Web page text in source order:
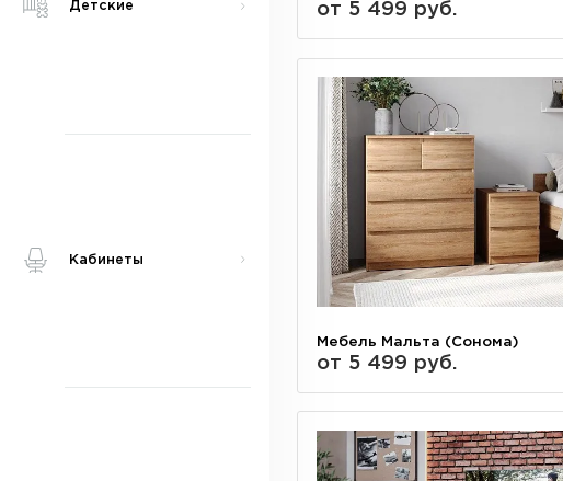
Детские
Кабинеты
от 5 499 руб.
Мебель Мальта (Сонома)
от 5 499 руб.